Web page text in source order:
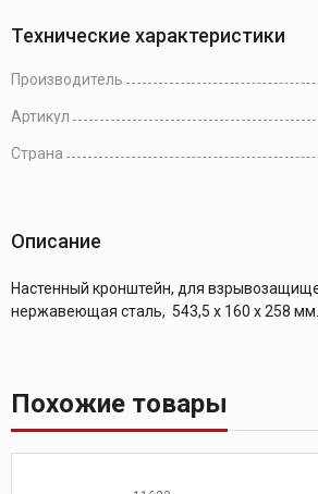
Технические характеристики
Производитель
Артикул
Страна
Описание
Настенный кронштейн, для
нержавеющая сталь, 543,5 x 160 x 258 мм.
Похожие товары